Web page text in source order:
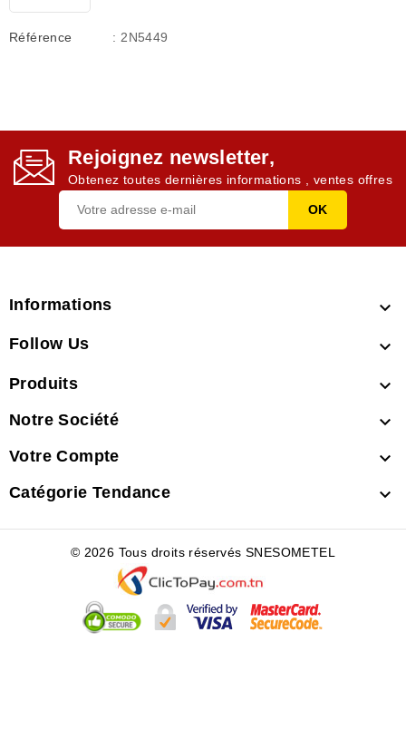
Référence : 2N5449
Rejoignez newsletter,
Obtenez toutes dernières informations , ventes offres
Informations 
Follow Us 
Produits 
Notre Société 
Votre Compte 
Catégorie Tendance 
© 2026 Tous droits réservés SNESOMETEL